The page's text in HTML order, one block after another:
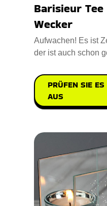
Barisieur
Wecker
Aufwachen! Es ist
der ist auch schon
PRÜFEN SIE ES
AUS